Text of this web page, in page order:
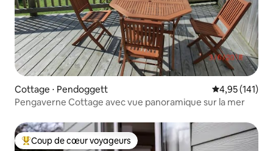
Cottage ⋅ Pendoggett Évaluation
4,95 (141)
Pengaverne Cottage avec vue panoramique sur la mer
Coups de cœur voyageurs les plus appréciés
Coup de cœur voyageurs